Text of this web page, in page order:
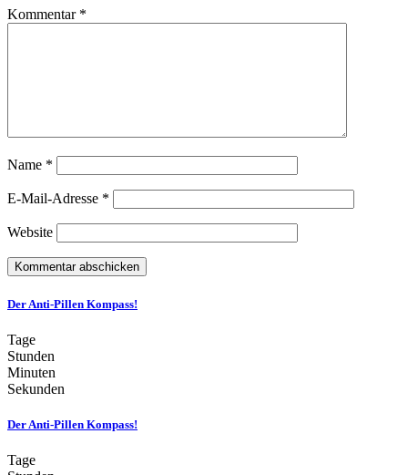
Kommentar *
Name *
E-Mail-Adresse *
Website
Der Anti-Pillen Kompass!
Tage
Stunden
Minuten
Sekunden
Der Anti-Pillen Kompass!
Tage